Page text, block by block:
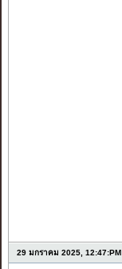
29 มกราคม 2025, 12:47:PM